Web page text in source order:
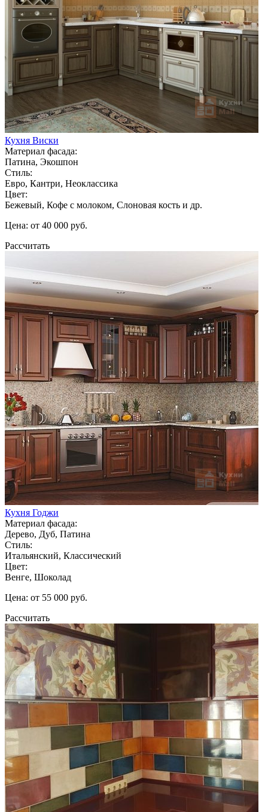
Кухня Виски
Материал фасада:
Патина, Экошпон
Стиль:
Евро, Кантри, Неоклассика
Цвет:
Бежевый, Кофе с молоком, Слоновая кость и др.
Цена: от 40 000 руб.
Рассчитать
Кухня Годжи
Материал фасада:
Дерево, Дуб, Патина
Стиль:
Итальянский, Классический
Цвет:
Венге, Шоколад
Цена: от 55 000 руб.
Рассчитать